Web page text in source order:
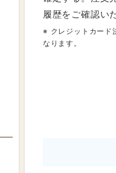
履歴をご確認い
クレジットカード
なります。